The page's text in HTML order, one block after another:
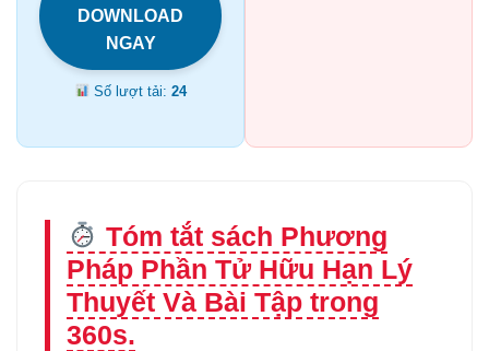
DOWNLOAD
NGAY
Số lượt tải:24
Tóm tắt sách Phương
Pháp Phần Tử Hữu Hạn Lý
Thuyết Và Bài Tập trong
360s.